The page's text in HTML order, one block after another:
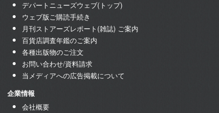
デパートニューズウェブ(トップ)
ウェブ版ご購読手続き
月刊ストアーズレポート(雑誌) ご案内
百貨店調査年鑑のご案内
各種出版物のご注文
お問い合わせ/資料請求
当メディアへの広告掲載について
企業情報
会社概要